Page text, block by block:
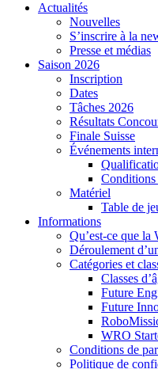
Actualités
Nouvelles
S’inscrire à la
Presse et médias
Saison 2026
Inscription
Dates
Tâches 2026
Résultats
Finale Suisse
Événements
Conditions
Matériel
Table de
Informations
Qu’est-ce que la
Déroulement
Catégories et
Classes
Future
Future
WRO
Conditions de
Politique de